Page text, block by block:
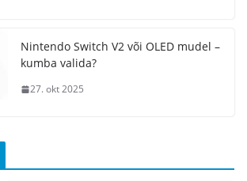
Nintendo Switch V2 või OLED mudel –
kumba valida?
27. okt 2025